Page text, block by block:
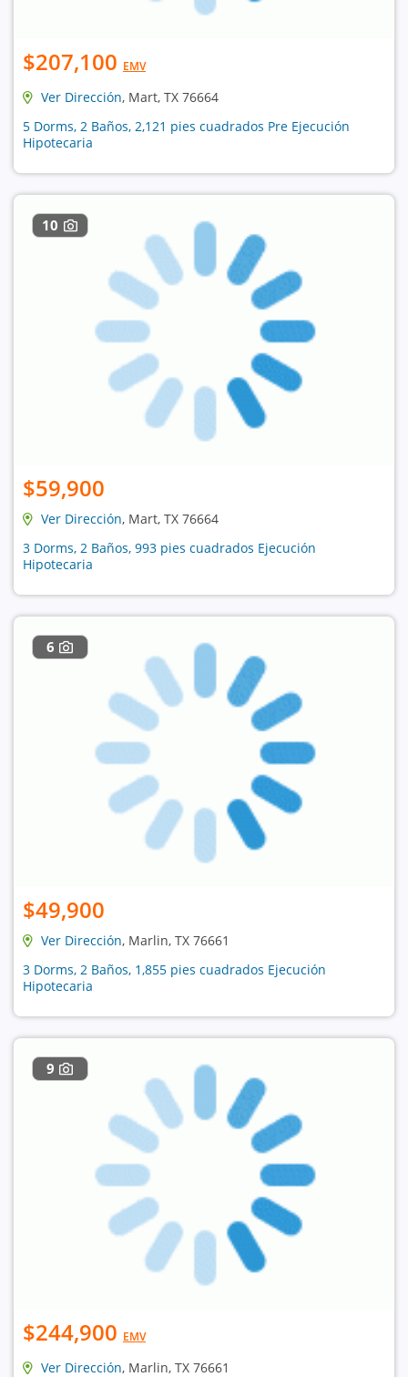
$207,100 EMV
Ver Dirección, Mart, TX 76664
5 Dorms, 2 Baños, 2,121 pies cuadrados Pre Ejecución
Hipotecaria
10
$59,900
Ver Dirección, Mart, TX 76664
3 Dorms, 2 Baños, 993 pies cuadrados Ejecución
Hipotecaria
6
$49,900
Ver Dirección, Marlin, TX 76661
3 Dorms, 2 Baños, 1,855 pies cuadrados Ejecución
Hipotecaria
9
$244,900 EMV
Ver Dirección, Marlin, TX 76661